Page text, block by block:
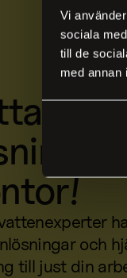
Vi
sociala
till de
med annan
den
och
till just din